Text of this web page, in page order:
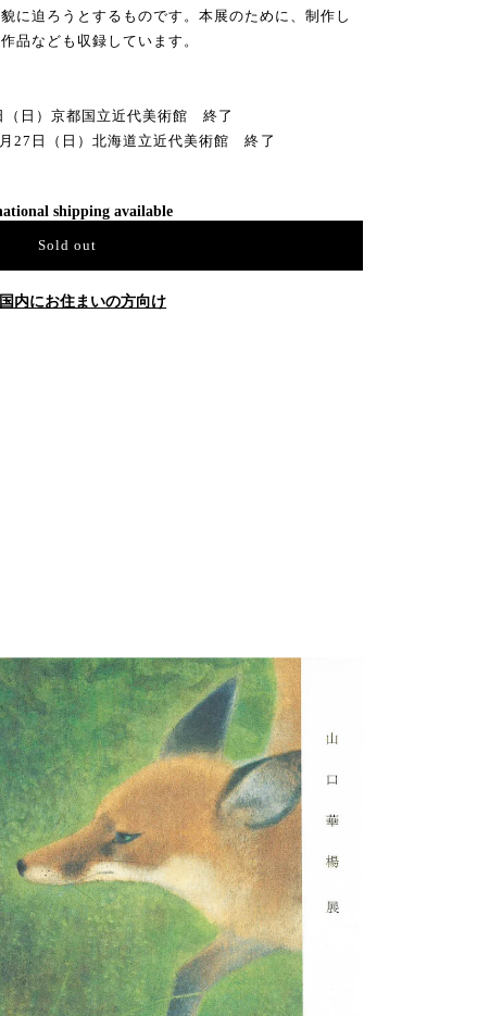
に迫ろうとするものです。本展のために、制作し
品なども収録しています。
日）京都国立近代美術館 終了
27日（日）北海道立近代美術館 終了
shipping available
Sold out
内にお住まいの方向け